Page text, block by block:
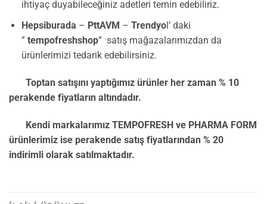
ihtiyaç duyabileceğiniz adetleri temin edebiliriz.
Hepsiburada – PttAVM – Trendyol’ daki
” tempofreshshop” satış mağazalarımızdan da
ürünlerimizi tedarik edebilirsiniz.
Toptan satışını yaptığımız ürünler her zaman % 10
perakende fiyatların altındadır.
Kendi markalarımız TEMPOFRESH ve PHARMA FORM
ürünlerimiz ise perakende satış fiyatlarından % 20
indirimli olarak satılmaktadır.